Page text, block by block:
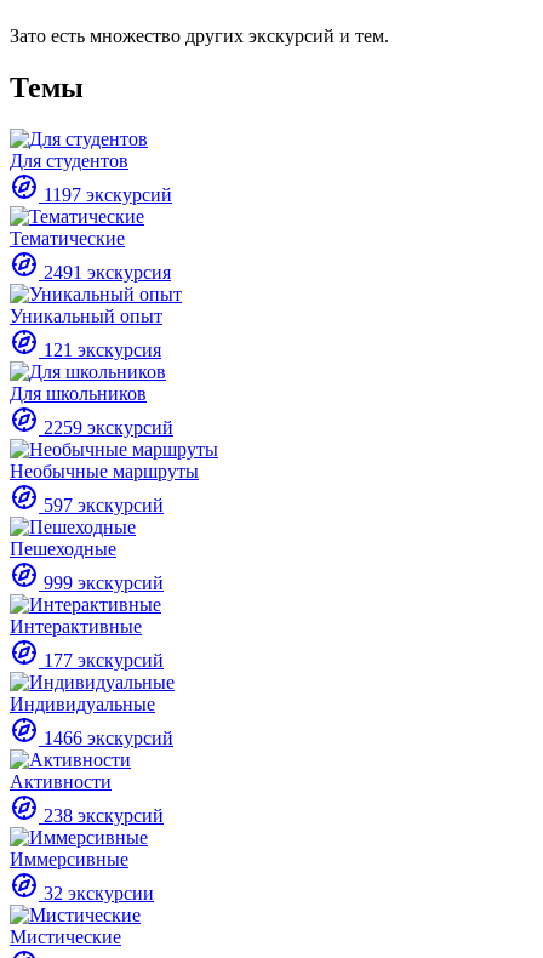
Зато есть множество других экскурсий и тем.
Темы
Для студентов
1197 экскурсий
Тематические
2491 экскурсия
Уникальный опыт
121 экскурсия
Для школьников
2259 экскурсий
Необычные маршруты
597 экскурсий
Пешеходные
999 экскурсий
Интерактивные
177 экскурсий
Индивидуальные
1466 экскурсий
Активности
238 экскурсий
Иммерсивные
32 экскурсии
Мистические